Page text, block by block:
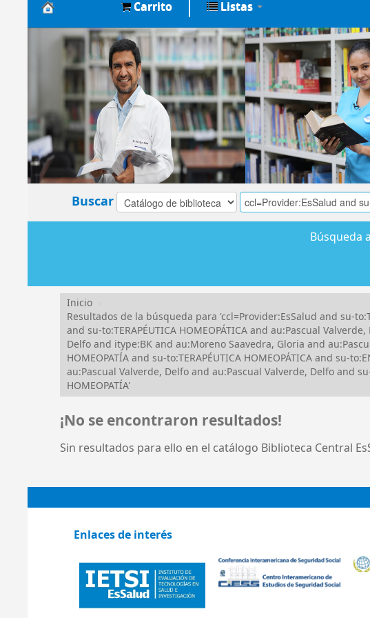
Biblioteca
Central
EsSalud
Carrito Listas
Buscar
Búsqueda
Inicio
Resultados de la búsqueda para 'ccl=Provider:EsSalud and su-
and su-to:TERAPÉUTICA HOMEOPÁTICA and au:Pascual
Delfo and itype:BK and au:Moreno Saavedra, Gloria and
HOMEOPATÍA and su-to:TERAPÉUTICA HOMEOPÁTICA and su-
au:Pascual Valverde, Delfo and au:Pascual Valverde, Delfo and
HOMEOPATÍA'
¡No se encontraron resultados!
Sin resultados para ello en el catálogo Biblioteca Central
Enlaces de interés